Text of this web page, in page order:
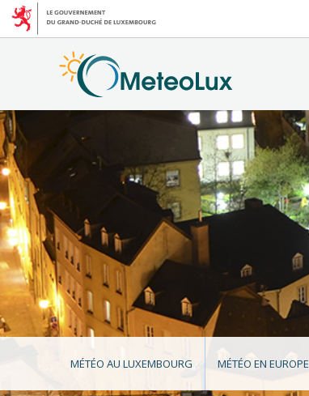
MÉTÉO AU LUXEMBOURG MÉTÉO EN EUROPE